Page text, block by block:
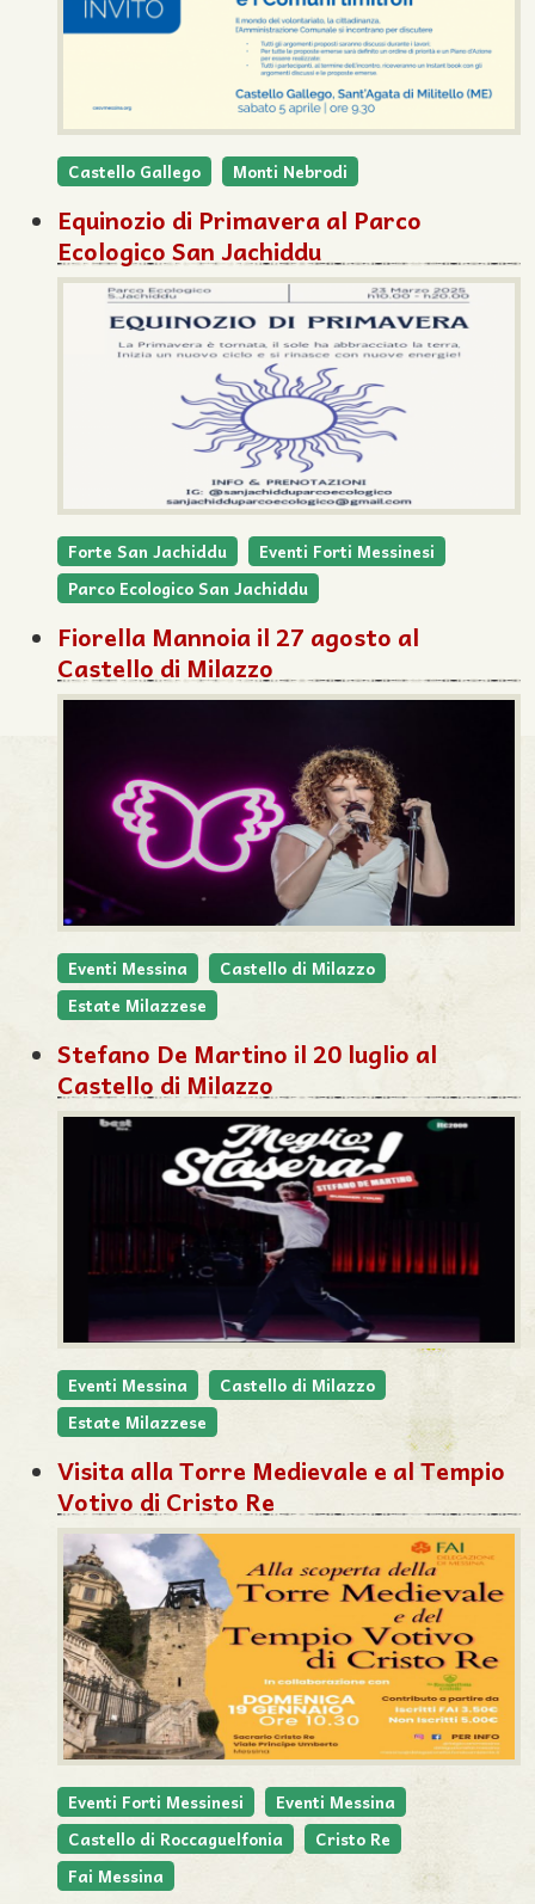
Castello Gallego Monti Nebrodi
Equinozio di Primavera al Parco
Ecologico San Jachiddu
Forte San Jachiddu
Eventi Forti Messinesi
Parco Ecologico San Jachiddu
Fiorella Mannoia il 27 agosto al
Castello di Milazzo
Eventi Messina
Castello di Milazzo
Estate Milazzese
Stefano De Martino il 20 luglio al
Castello di Milazzo
Eventi Messina
Castello di Milazzo
Estate Milazzese
Visita alla Torre Medievale e al Tempio
Votivo di Cristo Re
Eventi Forti Messinesi
Eventi Messina
Castello di Roccaguelfonia
Cristo Re
Fai Messina